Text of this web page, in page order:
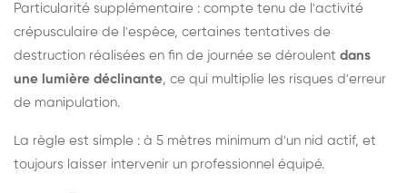
Particularité supplémentaire : compte tenu de l'activité
crépusculaire de l'espèce, certaines tentatives de
destruction réalisées en fin de journée se déroulent dans
une lumière déclinante, ce qui multiplie les risques d'erreur
de manipulation.
La règle est simple : à 5 mètres minimum d'un nid actif, et
toujours laisser intervenir un professionnel équipé.